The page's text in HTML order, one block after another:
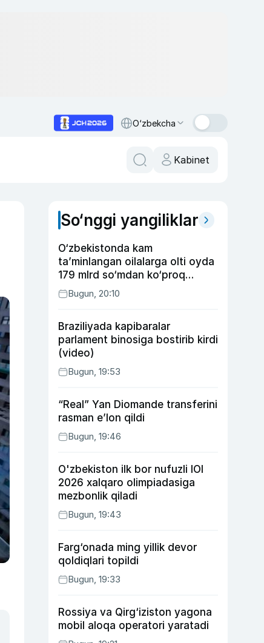
O‘zbekcha
Kabinet
So‘nggi yangiliklar
O‘zbekistonda kam
ta’minlangan oilalarga olti oyda
179 mlrd so‘mdan ko‘proq
ijtimoiy keshbek to‘lab berildi
Bugun, 20:10
Braziliyada kapibaralar
parlament binosiga bostirib kirdi
(video)
Bugun, 19:53
“Real” Yan Diomande transferini
rasman e’lon qildi
Bugun, 19:46
O'zbekiston ilk bor nufuzli IOI
2026 xalqaro olimpiadasiga
mezbonlik qiladi
Bugun, 19:43
Farg‘onada ming yillik devor
qoldiqlari topildi
Bugun, 19:33
Rossiya va Qirg‘iziston yagona
mobil aloqa operatori yaratadi